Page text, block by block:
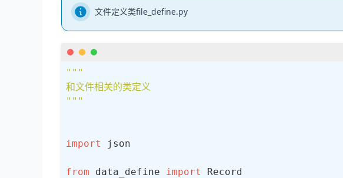
文件定义类file_define.py
"""
和文件相关的类定义
"""
import json
from data_define import Record